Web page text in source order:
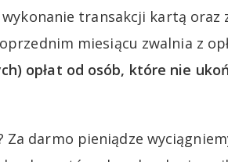
transakcji kartą oraz
miesiącu zwalnia z
opłat od osób, które nie
Za darmo pieniądze